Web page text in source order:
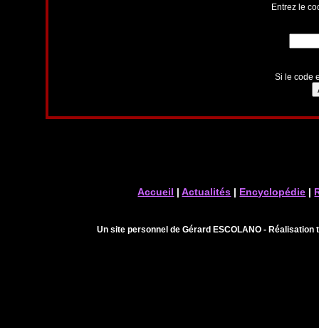
Entrez le
Si le code
Accueil |Actualités | Encyclopédie |
Un site personnel de Gérard ESCOLANO -